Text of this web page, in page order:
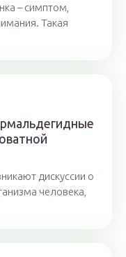
– симптом,
Такая
дискуссии о
человека,